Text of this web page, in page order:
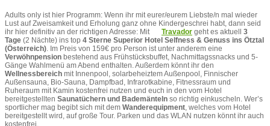
Adults only ist hier Programm: Wenn ihr mit eurer/eurem Liebste/n mal wieder
Lust auf Zweisamkeit und Erholung ganz ohne Kindergeschrei habt, dann seid
ihr hier definitiv an der richtigen Adresse: Mit
Travador geht es aktuell 3
Tage (2 Nächte) ins top 4 Sterne Superior Hotel Selfness & Genuss ins Ötztal
(Österreich). Im Preis von 159€ pro Person ist unter anderem eine
Verwöhnpension bestehend aus Frühstücksbuffet, Nachmittagssnacks und 5-
Gänge Wahlmenü am Abend enthalten. Außerdem könnt ihr den
Wellnessbereich mit Innenpool, solarbeheiztem Außenpool, Finnischer
Außensauna, Bio-Sauna, Dampfbad, Infrarotkabine, Fitnessraum und
Ruheraum mit Kamin kostenfrei nutzen und euch in den vom Hotel
bereitgestellten Saunatüchern und Bademänteln so richtig einkuscheln. Wer’s
sportlicher mag begibt sich mit dem Wanderequipment, welches vom Hotel
bereitgestellt wird, auf große Tour. Parken und das WLAN nutzen könnt ihr auch
kostenfrei.